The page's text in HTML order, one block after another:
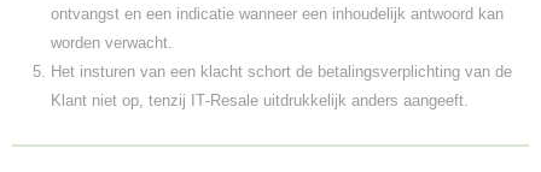
ontvangst en een indicatie wanneer een inhoudelijk antwoord kan
worden verwacht.
Het insturen van een klacht schort de betalingsverplichting van de
Klant niet op, tenzij IT‑Resale uitdrukkelijk anders aangeeft.